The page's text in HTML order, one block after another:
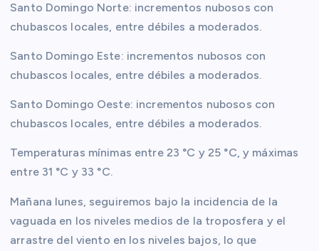
Santo Domingo Norte: incrementos nubosos con
chubascos locales, entre débiles a moderados.
Santo Domingo Este: incrementos nubosos con
chubascos locales, entre débiles a moderados.
Santo Domingo Oeste: incrementos nubosos con
chubascos locales, entre débiles a moderados.
Temperaturas mínimas entre 23 °C y 25 °C, y máximas
entre 31 °C y 33 °C.
Mañana lunes, seguiremos bajo la incidencia de la
vaguada en los niveles medios de la troposfera y el
arrastre del viento en los niveles bajos, lo que